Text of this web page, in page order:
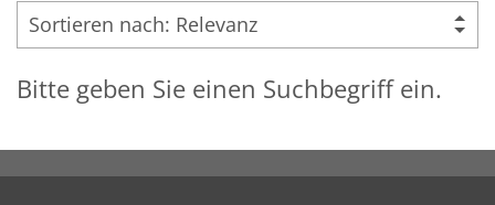
Bitte geben Sie einen Suchbegriff ein.